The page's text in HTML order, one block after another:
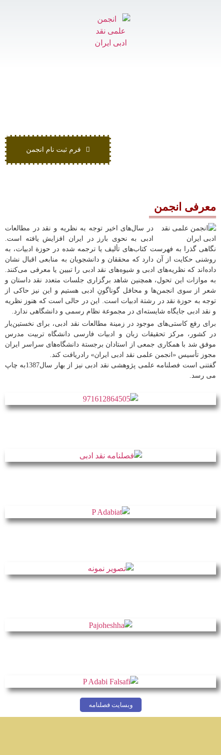
فرم ثبت نام انجمن
معرفی انجمن
در سال‌های اخیر توجه به نظریه و نقد در مطالعات
ادبی به نحوی بارز در ایران افزایش یافته است.
نگاهی گذرا به فهرست كتاب‌های تألیف یا ترجمه شده در حوزة ادبیات، به
روشنی حكایت از آن دارد كه محققان و دانشجویان به منابعی اقبال نشان
داده‌اند كه نظریه‌های ادبی و شیوه‌های نقد ادبی را تبیین یا معرفی می‌كنند.
به موازات این تحول، همچنین شاهد برگزاری جلسات متعدد نقد داستان و
شعر از سوی انجمن‌ها و محافل گوناگونِ ادبی هستیم و این نیز حاكی از
توجه به حوزة‌ نقد در رشتة ادبیات است. این در حالی است كه هنوز نظریه
و نقد ادبی جایگاه شایسته‌ای در مجموعة نظام رسمی و دانشگاهی ندارد.
برای رفع كاستی‌های موجود در زمینة مطالعات نقد ادبی، برای نخستین‌بار
در كشور، مركز تحقیقات زبان و ادبیات فارسی دانشگاه تربیت مدرس
موفق شد با همكاری جمعی از استادان برجستة دانشگاه‌های سراسر ایران
مجوز تأسیس «انجمن علمی نقد ادبی ایران» رادریافت كند.
گفتنی است فصلنامه علمی پژوهشی نقد ادبی نیز از بهار سال1387به چاپ
می رسد.
وبسایت فصلنامه